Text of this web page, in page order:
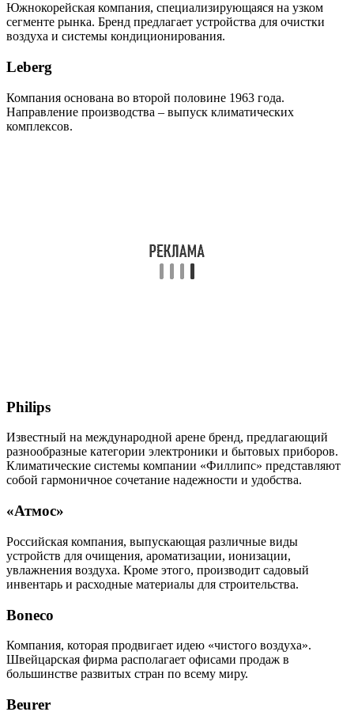
Южнокорейская компания, специализирующаяся на узком
сегменте рынка. Бренд предлагает устройства для очистки
воздуха и системы кондиционирования.
Leberg
Компания основана во второй половине 1963 года.
Направление производства – выпуск климатических
комплексов.
Philips
Известный на международной арене бренд, предлагающий
разнообразные категории электроники и бытовых приборов.
Климатические системы компании «Филлипс» представляют
собой гармоничное сочетание надежности и удобства.
«Атмос»
Российская компания, выпускающая различные виды
устройств для очищения, ароматизации, ионизации,
увлажнения воздуха. Кроме этого, производит садовый
инвентарь и расходные материалы для строительства.
Boneco
Компания, которая продвигает идею «чистого воздуха».
Швейцарская фирма располагает офисами продаж в
большинстве развитых стран по всему миру.
Beurer